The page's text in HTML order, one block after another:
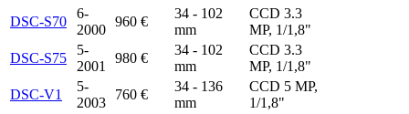
DSC-S70
6-
2000
960 €
34 - 102
mm
CCD 3.3
MP, 1/1,8"
DSC-S75
5-
2001
980 €
34 - 102
mm
CCD 3.3
MP, 1/1,8"
DSC-V1
5-
2003
760 €
34 - 136
mm
CCD 5 MP,
1/1,8"